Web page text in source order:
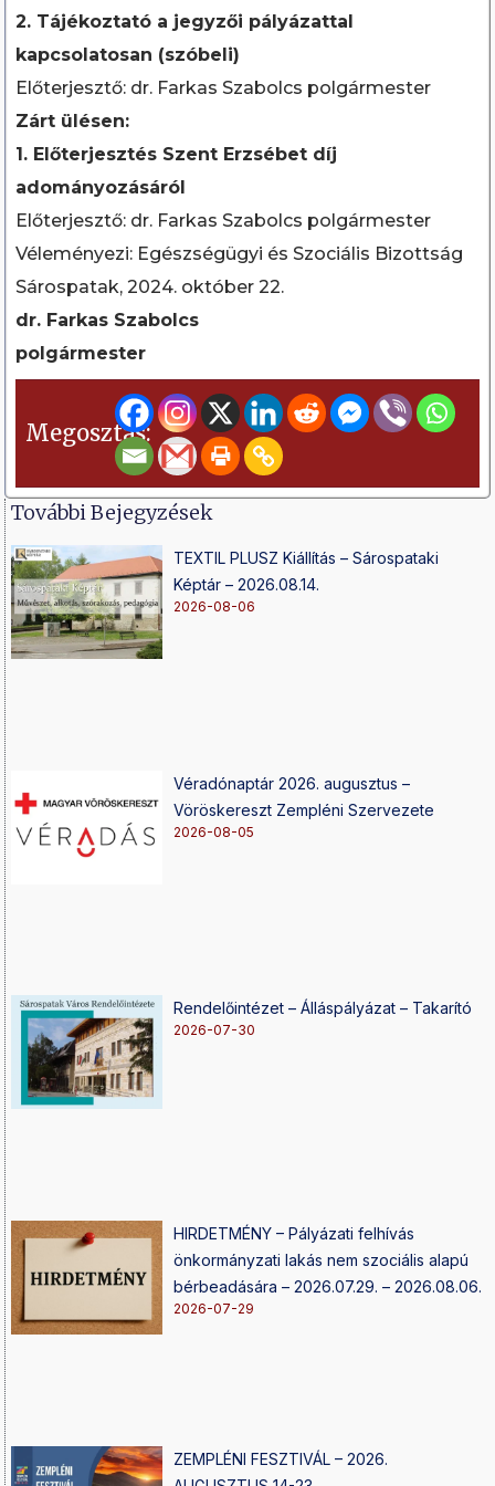
2. Tájékoztató a jegyzői pályázattal
kapcsolatosan (szóbeli)
Előterjesztő: dr. Farkas Szabolcs polgármester
Zárt ülésen:
1. Előterjesztés Szent Erzsébet díj
adományozásáról
Előterjesztő: dr. Farkas Szabolcs polgármester
Véleményezi: Egészségügyi és Szociális Bizottság
Sárospatak, 2024. október 22.
dr. Farkas Szabolcs
polgármester
Megosztás:
További Bejegyzések
TEXTIL PLUSZ Kiállítás – Sárospataki
Képtár – 2026.08.14.
2026-08-06
Véradónaptár 2026. augusztus –
Vöröskereszt Zempléni Szervezete
2026-08-05
Rendelőintézet – Álláspályázat – Takarító
2026-07-30
HIRDETMÉNY – Pályázati felhívás
önkormányzati lakás nem szociális alapú
bérbeadására – 2026.07.29. – 2026.08.06.
2026-07-29
ZEMPLÉNI FESZTIVÁL – 2026.